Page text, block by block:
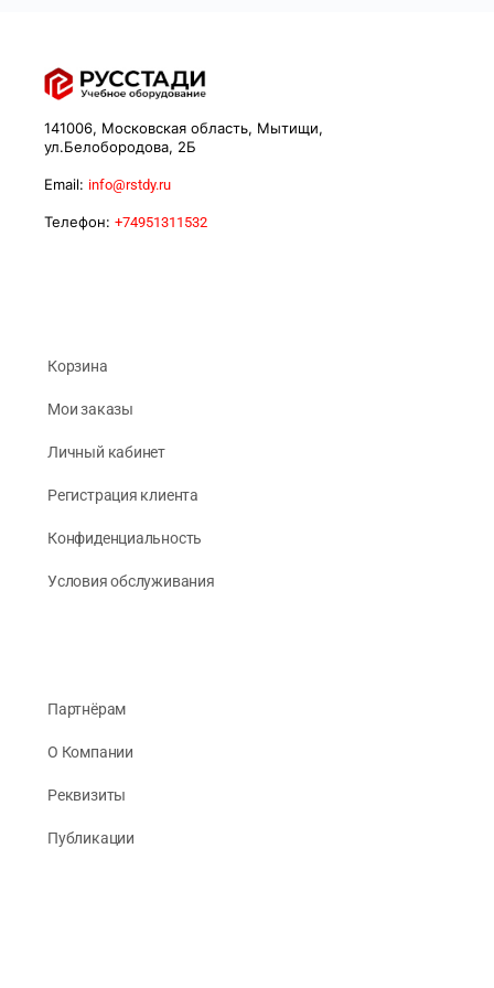
141006, Московская область, Мытищи,
ул.Белобородова, 2Б
Email: info@rstdy.ru
Телефон: +74951311532
Корзина
Мои заказы
Личный кабинет
Регистрация клиента
Конфиденциальность
Условия обслуживания
Партнёрам
О Компании
Реквизиты
Публикации